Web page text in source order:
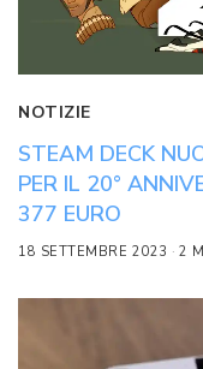
NOTIZIE
STEAM DECK
PER IL 20°
377 EURO
18 SETTEMBRE 2023 2